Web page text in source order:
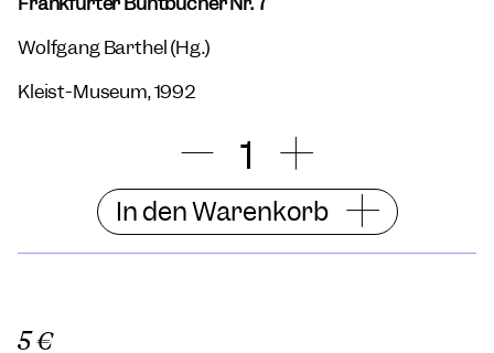
Wolfgang Barthel (Hg.)
Kleist-Museum, 1992
In den Warenkorb
5 €